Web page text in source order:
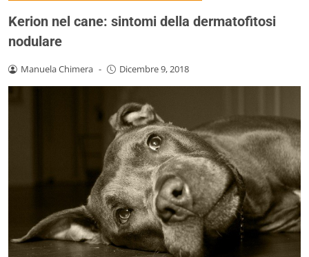
Kerion nel cane: sintomi della dermatofitosi
nodulare
Manuela Chimera - Dicembre 9, 2018